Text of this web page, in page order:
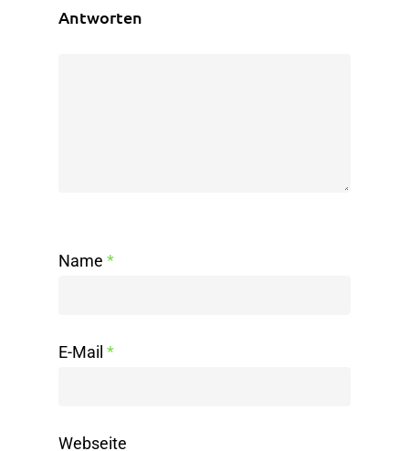
Antworten
Name *
E-Mail *
Webseite